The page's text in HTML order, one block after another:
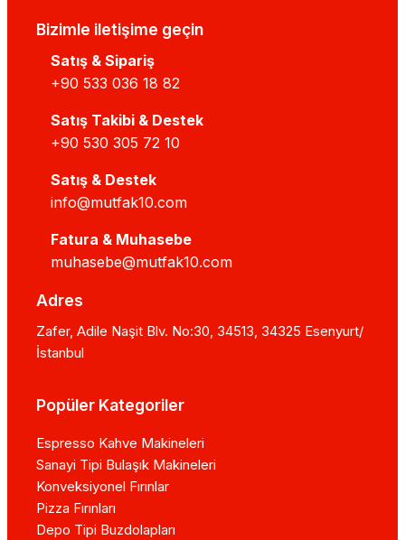
Bizimle iletişime geçin
Satış & Sipariş
+90 533 036 18 82
Satış Takibi & Destek
+90 530 305 72 10
Satış & Destek
info@mutfak10.com
Fatura & Muhasebe
muhasebe@mutfak10.com
Adres
Zafer, Adile Naşit Blv. No:30, 34513, 34325 Esenyurt/
İstanbul
Popüler Kategoriler
Espresso Kahve Makineleri
Sanayi Tipi Bulaşık Makineleri
Konveksiyonel Fırınlar
Pizza Fırınları
Depo Tipi Buzdolapları